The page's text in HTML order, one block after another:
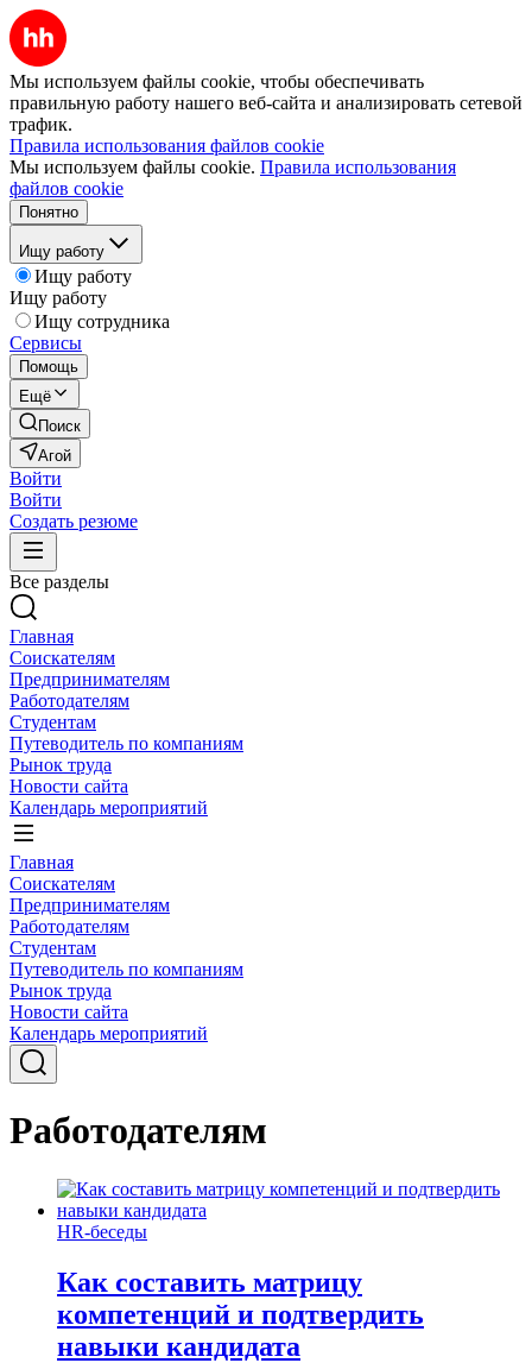
Мы используем файлы cookie, чтобы обеспечивать
правильную работу нашего веб-сайта и анализировать сетевой
трафик.
Правила использования файлов cookie
Мы используем файлы cookie. Правила использования
файлов cookie
Понятно
Ищу работу
Ищу работу
Ищу работу
Ищу сотрудника
Сервисы
Помощь
Ещё
Поиск
Агой
Войти
Войти
Создать резюме
Все разделы
Главная
Соискателям
Предпринимателям
Работодателям
Студентам
Путеводитель по компаниям
Рынок труда
Новости сайта
Календарь мероприятий
Главная
Соискателям
Предпринимателям
Работодателям
Студентам
Путеводитель по компаниям
Рынок труда
Новости сайта
Календарь мероприятий
Работодателям
HR-беседы
Как составить матрицу
компетенций и подтвердить
навыки кандидата